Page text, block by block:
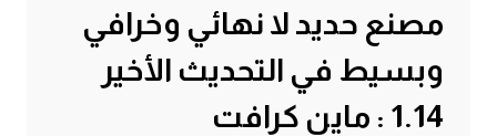
مصنع حديد لا نهائي وخرافي
وبسيط في التحديث الأخير
1.14 : ماين كرافت